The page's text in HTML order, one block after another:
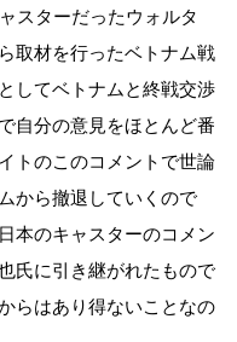
スターだったウォルタ
取材を行ったベトナム戦
してベトナムと終戦交渉
自分の意見をほとんど番
トのこのコメントで世論
から撤退していくので
本のキャスターのコメン
氏に引き継がれたもので
らはあり得ないことなの